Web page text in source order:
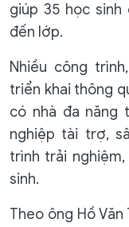
giúp 35 học sinh
đến lớp.
Nhiều công
triển khai thông
có nhà đa năng
nghiệp tài trợ,
trình trải
sinh.
Theo ông Hồ